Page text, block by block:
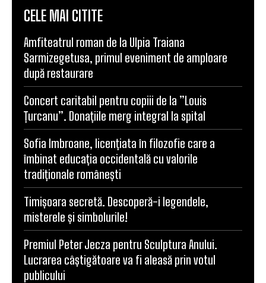
CELE MAI CITITE
Amfiteatrul roman de la Ulpia Traiana
Sarmizegetusa, primul eveniment de amploare
după restaurare
Concert caritabil pentru copiii de la ”Louis
Țurcanu”. Donațiile merg integral la spital
Sofia Imbroane, licențiata în filozofie care a
îmbinat educația occidentală cu valorile
tradiționale românești
Timișoara secretă. Descoperă-i legendele,
misterele și simbolurile!
Premiul Peter Jecza pentru Sculptura Anului.
Lucrarea câștigătoare va fi aleasă prin votul
publicului